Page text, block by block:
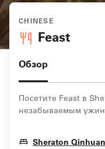
CHINESE
Feast
Обзор
Посетите Feast в
незабываемым
Sheraton